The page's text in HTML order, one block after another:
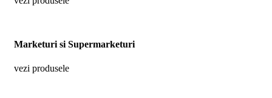
Marketuri si Supermarketuri
vezi produsele